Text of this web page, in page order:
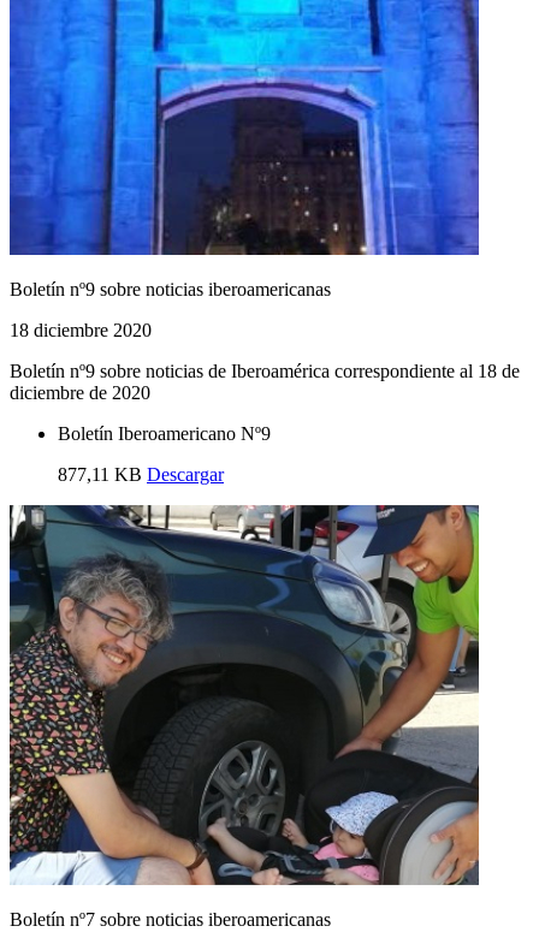
Boletín nº9 sobre noticias iberoamericanas
18 diciembre 2020
Boletín nº9 sobre noticias de Iberoamérica correspondiente al 18 de
diciembre de 2020
Boletín Iberoamericano Nº9
877,11 KB Descargar
Boletín nº7 sobre noticias iberoamericanas